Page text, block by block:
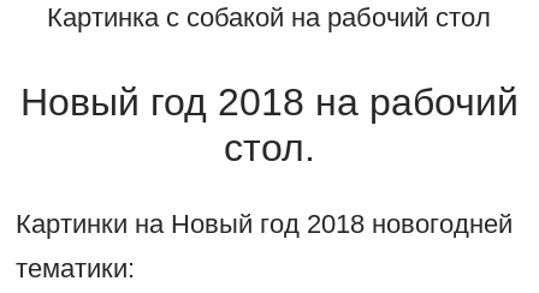
Картинка с собакой на рабочий стол
Новый год 2018 на рабочий
стол.
Картинки на Новый год 2018 новогодней
тематики: